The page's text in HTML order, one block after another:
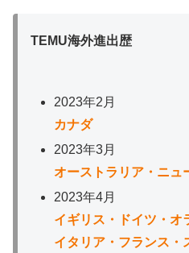
TEMU海外進出歴
2023年2月
カナダ
2023年3月
オーストラリア・ニュ
2023年4月
イギリス・ドイツ・オ
イタリア・フランス・